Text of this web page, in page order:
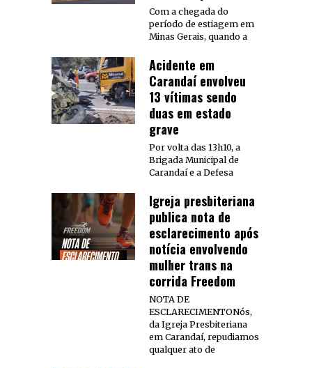
Com a chegada do
período de estiagem em
Minas Gerais, quando a
Acidente em
Carandaí envolveu
13 vítimas sendo
duas em estado
grave
Por volta das 13h10, a
Brigada Municipal de
Carandaí e a Defesa
Igreja presbiteriana
publica nota de
esclarecimento após
notícia envolvendo
mulher trans na
corrida Freedom
NOTA DE
ESCLARECIMENTONós,
da Igreja Presbiteriana
em Carandaí, repudiamos
qualquer ato de